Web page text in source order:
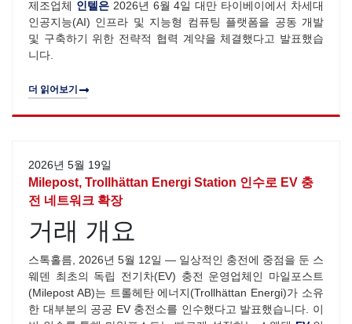
제조업체 인텔은2026년 6월 4일 대만 타이베이에서 차세대
인공지능(AI) 인프라 및 지능형 컴퓨팅 플랫폼을 공동 개발
및 구축하기 위한 전략적 협력 계약을 체결했다고 발표했습
니다.
더 읽어보기
2026년 5월 19일
Milepost, Trollhättan Energi Station 인수로 EV 충
전 네트워크 확장
거래 개요
스톡홀름, 2026년 5월 12일 — 일상적인 충전에 중점을 둔 스
웨덴 최초의 독립 전기차(EV) 충전 운영업체인 마일포스트
(Milepost AB)는 트롤헤탄 에너지(Trollhättan Energi)가 소유
한 대부분의 공공 EV 충전소를 인수했다고 발표했습니다. 이